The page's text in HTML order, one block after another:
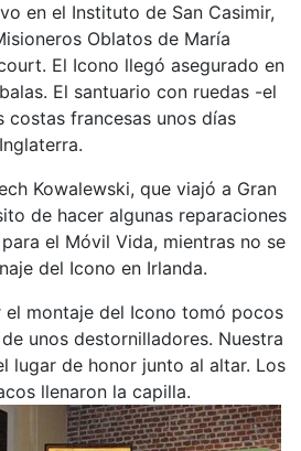
en el Instituto de San Casimir,
Oblatos de María
El Icono llegó asegurado en
El santuario con ruedas -el
costas francesas unos días
Kowalewski, que viajó a Gran
de hacer algunas reparaciones
el Móvil Vida, mientras no se
del Icono en Irlanda.
el montaje del Icono tomó pocos
unos destornilladores. Nuestra
lugar de honor junto al altar. Los
llenaron la capilla.